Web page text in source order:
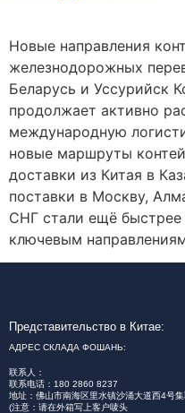
Новые направления
железнодорожных
Беларусь и Уссурийск
продолжает активно
международную
новые маршруты
доставки из Китая в
поставки в Москву,
СНГ стали ещё
ключевым
Представительство в Китае:
АДРЕС СКЛАДА ФОШАНЬ:
联系人：
联系电话：180 2860 8237
地址：佛山市南海区里水镇沙涌大道西4号
(注意：请在外箱写上客户唛头